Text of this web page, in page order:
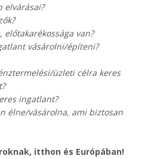
elvárásai?
előtakarékossága van?
vásárolni/építeni?
üzleti célra keres
ingatlant?
élne/vásárolna, ami biztosan
itthon és Európában!